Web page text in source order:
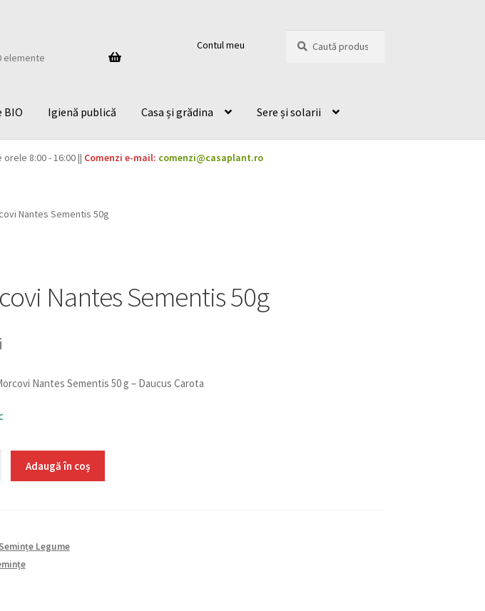
elemente
Contul meu
după:
BIO Igienă publică Casa și grădina Sere și solarii
8:00 - 16:00 || Comenzi e-mail: comenzi@casaplant.ro
Nantes Sementis 50g
Nantes Sementis 50g
Nantes Sementis 50 g – Daucus Carota
Adaugă în coș
Semințe Legume